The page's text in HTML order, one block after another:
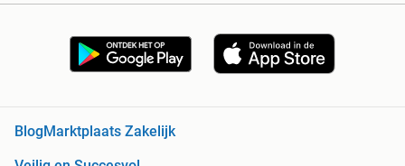
BlogMarktplaats Zakelijk